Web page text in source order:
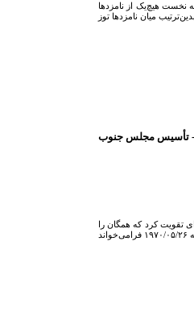
نخست هيچ‌يک از نامزدها
تقویت کرد که همگان را